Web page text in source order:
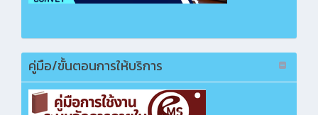
คลิกเพื่อเปิดไฟล์ PDF
ซื้อวัสดุจัดการเรียนการสอนอาชีพ ออกร้านงาน
กาชาด ประจำปี 2568
คลิกเพื่อเปิดไฟล์ PDF
คู่มือ/ขั้นตอนการให้บริการ